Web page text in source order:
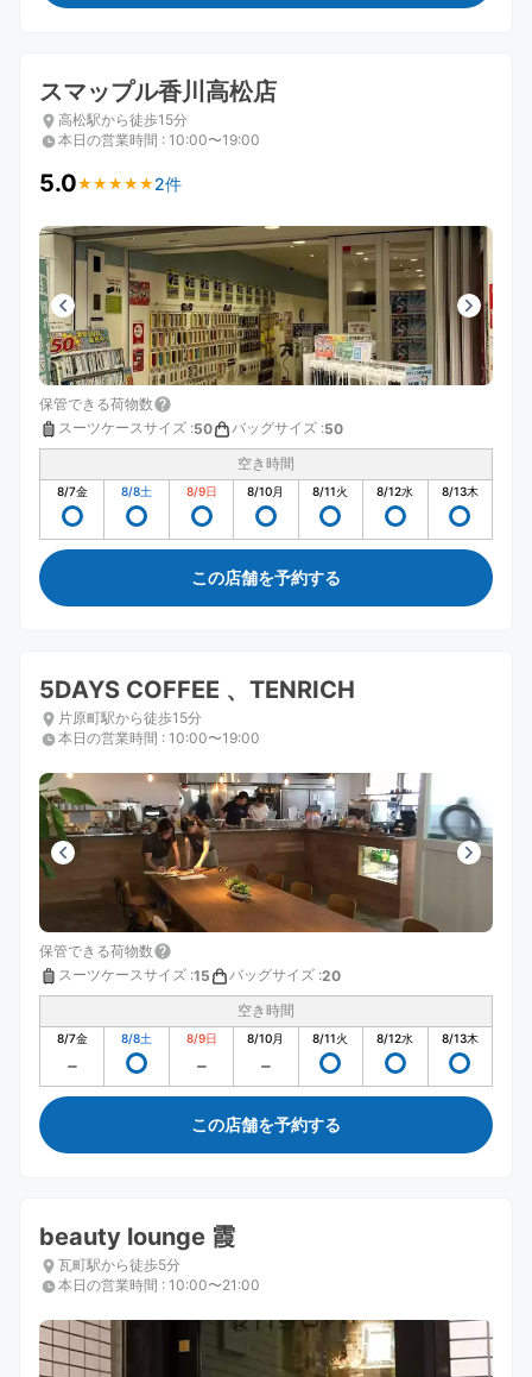
スマップル香川高松店
高松駅から徒歩15分
本日の営業時間 : 10:00〜19:00
5.0★ ★ ★ ★ ★
★ ★ ★ ★ ★ 2件
保管できる荷物数
スーツケースサイズ :50 バッグサイズ :50
空き時間
8/7金 8/8土 8/9日 8/10月 8/11火 8/12水 8/13木
この店舗を予約する
5DAYS COFFEE 、TENRICH
片原町駅から徒歩15分
本日の営業時間 : 10:00〜19:00
保管できる荷物数
スーツケースサイズ :15 バッグサイズ :20
空き時間
8/7金 8/8土 8/9日 8/10月 8/11火 8/12水 8/13木
この店舗を予約する
beauty lounge 霞
瓦町駅から徒歩5分
本日の営業時間 : 10:00〜21:00